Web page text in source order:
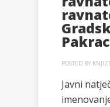
Pakrac
POSTED BY
Javni